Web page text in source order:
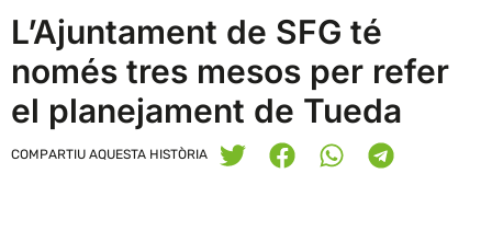
L’Ajuntament de SFG té
només tres mesos per refer
el planejament de Tueda
COMPARTIU AQUESTA HISTÒRIA